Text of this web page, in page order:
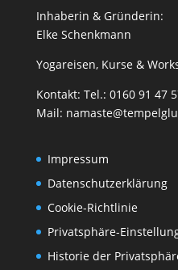
Inhaberin & Gründerin:
Elke Schenkmann
Yogareisen, Kurse &
Kontakt: Tel.: 0160 91 47
Mail:
Impressum
Datenschutzerklärung
Cookie-Richtlinie
Privatsphäre-
Historie der